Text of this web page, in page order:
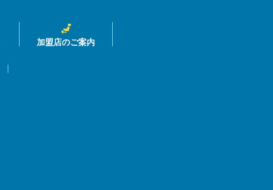
加盟店のご案内